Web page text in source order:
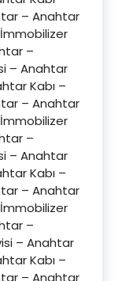
– Anahtar
–
– Anahtar
Kabı –
– Anahtar
–
– Anahtar
Kabı –
– Anahtar
–
– Anahtar
Kabı –